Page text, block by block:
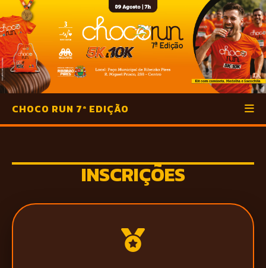
CHOCO RUN 7ª EDIÇÃO
INSCRIÇÕES